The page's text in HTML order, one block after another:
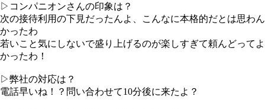
▷コンパニオンさんの印象は？
次の接待利用の下見だったんよ、こんなに本格的だとは思わん
かったわ
若いこと気にしないで盛り上げるのが楽しすぎて頼んどってよ
かったわ！
▷弊社の対応は？
電話早いね！？問い合わせて10分後に来たよ？